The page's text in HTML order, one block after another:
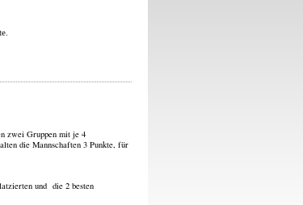
zwei Gruppen mit je 4
die Mannschaften 3 Punkte, für
und die 2 besten